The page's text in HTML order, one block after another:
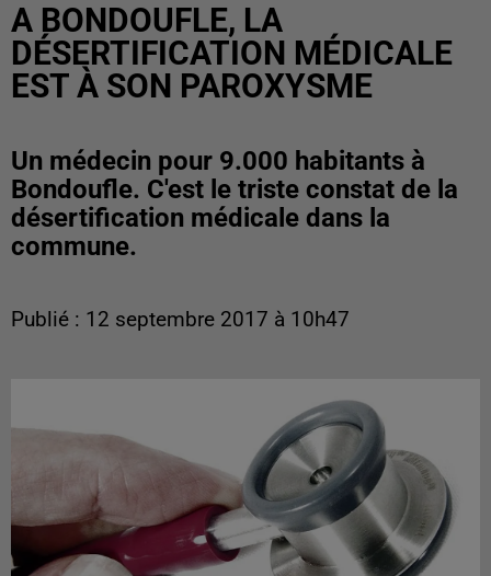
A BONDOUFLE, LA
DÉSERTIFICATION MÉDICALE
EST À SON PAROXYSME
Un médecin pour 9.000 habitants à
Bondoufle. C'est le triste constat de la
désertification médicale dans la
commune.
Publié : 12 septembre 2017 à 10h47